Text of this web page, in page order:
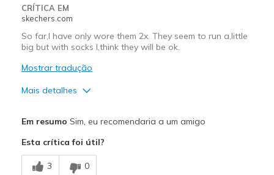
Sizing
Feels full size too big
CRÍTICA EM
skechers.com
So far,I have only wore them 2x. They seem to run a,little
big but with socks I,think they will be ok.
Mostrar tradução
Mais detalhes
Stylish
Em resumo Sim, eu recomendaria a um amigo
Esta crítica foi útil?
3 0